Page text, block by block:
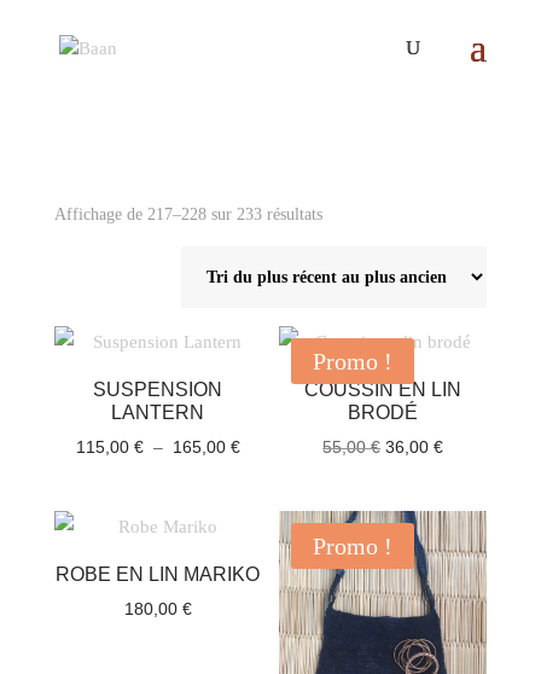
Affichage de 217–228 sur 233 résultatsTrié
plus
au
plus
ancien
SUSPENSION
LANTERN
115,00 € – 165,00 €Plage
115,00 €
165,00 €
Promo !
COUSSIN EN LIN
BRODÉ
55,00€ Le
était :
55,00 €.
36,00€Le
est :
36,00 €.
ROBE EN LIN MARIKO
180,00 €
Promo !